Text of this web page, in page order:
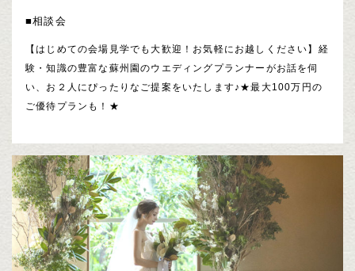
■相談会
【はじめての会場見学でも大歓迎！お気軽にお越しください】経
験・知識の豊富な蘇州園のウエディングプランナーがお話を伺
い、お２人にぴったりなご提案をいたします♪★最大100万円の
ご優待プランも！★